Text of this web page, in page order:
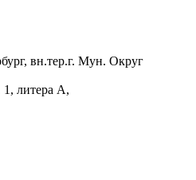
вн.тер.г. Мун. Округ
литера А,